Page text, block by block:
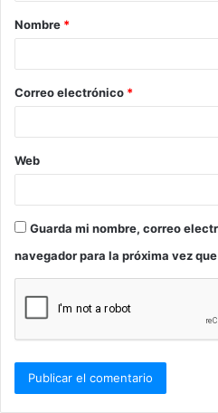
r
*
Nombre *
Correo electrónico *
Web
Guarda mi nombre, correo
navegador para la próxima vez